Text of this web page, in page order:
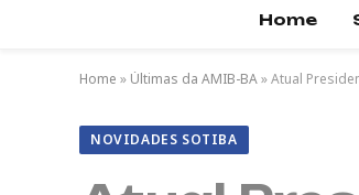
Home
Home » Últimas da AMIB-BA»Atual
NOVIDADES SOTIBA